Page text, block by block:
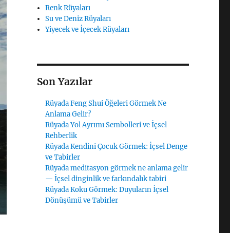
Renk Rüyaları
Su ve Deniz Rüyaları
Yiyecek ve İçecek Rüyaları
Son Yazılar
Rüyada Feng Shui Öğeleri Görmek Ne
Anlama Gelir?
Rüyada Yol Ayrımı Sembolleri ve İçsel
Rehberlik
Rüyada Kendini Çocuk Görmek: İçsel Denge
ve Tabirler
Rüyada meditasyon görmek ne anlama gelir
— İçsel dinginlik ve farkındalık tabiri
Rüyada Koku Görmek: Duyuların İçsel
Dönüşümü ve Tabirler